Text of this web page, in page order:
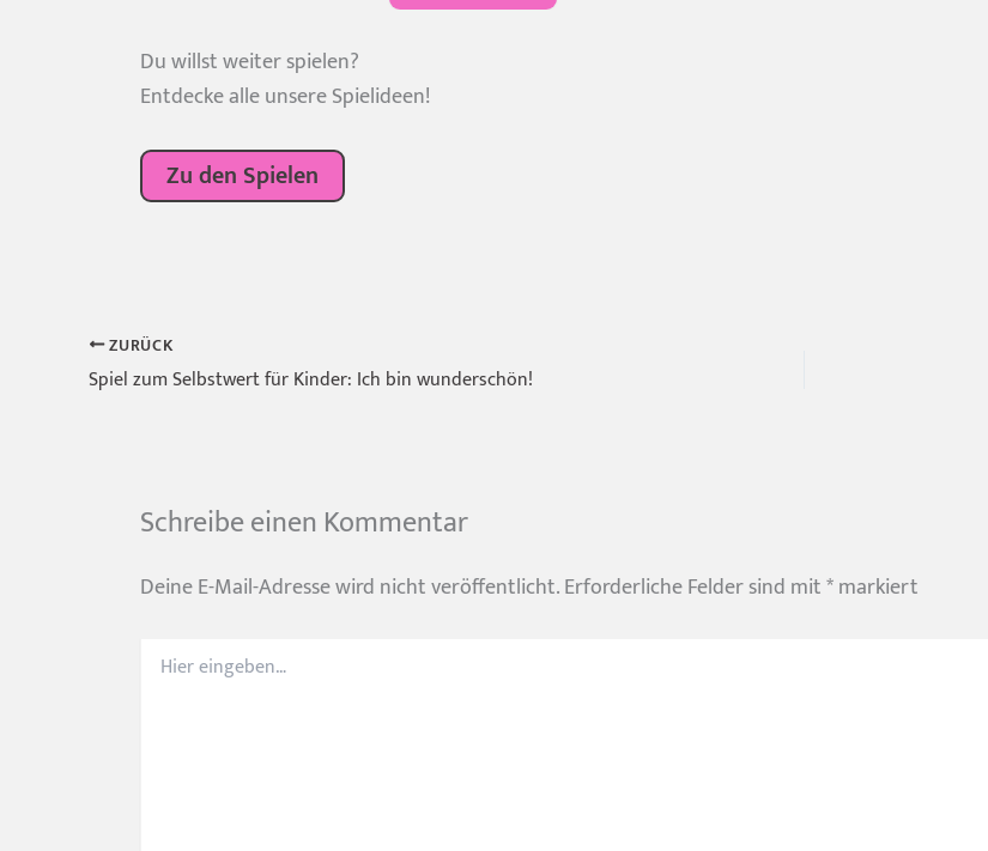
Du willst weiter spielen?
Entdecke alle unsere Spielideen!
Zu den Spielen
ZURÜCK
Spiel zum Selbstwert für Kinder: Ich bin wunderschön!
Schreibe einen Kommentar
Deine E-Mail-Adresse wird nicht veröffentlicht.Erforderliche Felder sind mit*markiert
eingeben…